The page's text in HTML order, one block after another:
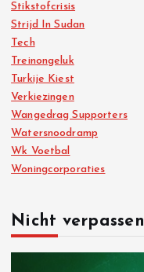
Stikstofcrisis
Strijd In Sudan
Tech
Treinongeluk
Turkije Kiest
Verkiezingen
Wangedrag Supporters
Watersnoodramp
Wk Voetbal
Woningcorporaties
Nicht verpassen